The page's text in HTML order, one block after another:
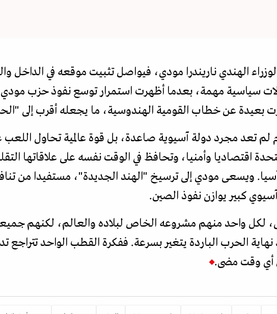
الهندي ناريندرا مودي، فيواصل تثبيت موقعه في الداخل
سياسية مهمة، بعدما أظهرت استمرار توسع نفوذ حزب مودي
بعيدة عن خطاب القومية الهندوسية، ما يجعله أقرب إلى
لم تعد مجرد دولة آسيوية صاعدة، بل قوة عالمية تحاول
اقتصاديا وأمنيا، وتحافظ في الوقت نفسه على علاقاتها
آسيا. ويسعى مودي إلى ترسيخ "الهند الجديدة"، مستفيدا من
كبير يوازن نفوذ الصين.
لكل واحد منهم مشروعه الخاص لبلاده والعالم، لكنهم
الحرب الباردة يتغير بسرعة. ففكرة القطب الواحد تتراجع
أي وقت مضى.